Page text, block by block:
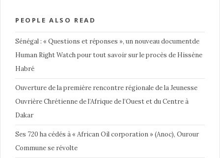
PEOPLE ALSO READ
Sénégal : « Questions et réponses », un nouveau documentde
Human Right Watch pour tout savoir sur le procès de Hissène
Habré
Ouverture de la première rencontre régionale de la Jeunesse
Ouvrière Chrétienne de l’Afrique de l’Ouest et du Centre à
Dakar
Ses 720 ha cédés à « African Oil corporation » (Anoc), Ourour
Commune se révolte